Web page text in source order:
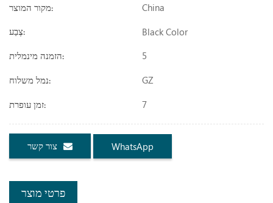
מקור המוצר: China
צֶבַע: Black Color
הזמנה מינמלית: 5
נמל משלוח: GZ
זמן עופרת: 7
צור קשר WhatsApp
פרטי מוצר